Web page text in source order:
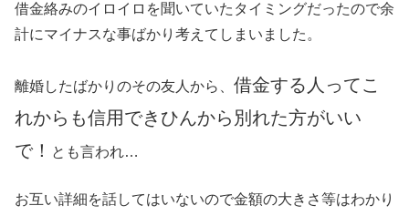
借金絡みのイロイロを聞いていたタイミングだったので余
計にマイナスな事ばかり考えてしまいました。
離婚したばかりのその友人から、 借金する人ってこ
れからも信用できひんから別れた方がいい
で！
とも言われ…
お互い詳細を話してはいないので金額の大きさ等はわかり